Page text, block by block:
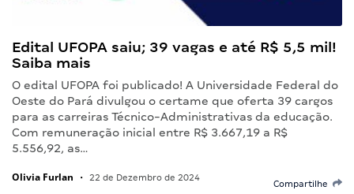
Edital UFOPA saiu; 39 vagas e até R$ 5,5 mil!
Saiba mais
O edital UFOPA foi publicado! A Universidade Federal do
Oeste do Pará divulgou o certame que oferta 39 cargos
para as carreiras Técnico-Administrativas da educação.
Com remuneração inicial entre R$ 3.667,19 a R$
5.556,92, as…
Olivia Furlan • 22 de Dezembro de 2024
Compartilhe